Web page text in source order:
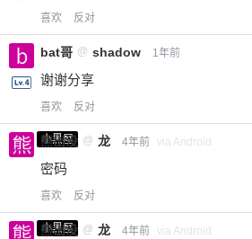
喜欢 反对
bat哥 @ shadow 1年前
谢谢分享
喜欢 反对
小黑屋
熊出没 @ 龙 4年前 via Android
密码
喜欢 反对
小黑屋
熊出没 @ 龙 4年前 via Android